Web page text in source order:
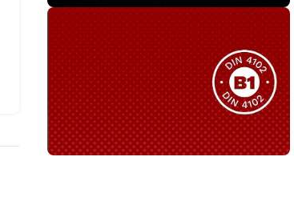
Sie haben nicht das passende
Produkt gefunden?
Wir helfen Ihnen gerne weiter!